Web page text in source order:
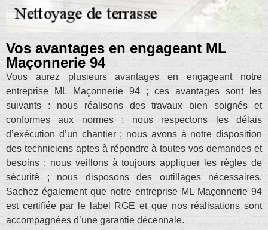
Vos avantages en engageant ML
Maçonnerie 94
Vous aurez plusieurs avantages en engageant notre
entreprise ML Maçonnerie 94 ; ces avantages sont les
suivants : nous réalisons des travaux bien soignés et
conformes aux normes ; nous respectons les délais
d’exécution d’un chantier ; nous avons à notre disposition
des techniciens aptes à répondre à toutes vos demandes et
besoins ; nous veillons à toujours appliquer les règles de
sécurité ; nous disposons des outillages nécessaires.
Sachez également que notre entreprise ML Maçonnerie 94
est certifiée par le label RGE et que nos réalisations sont
accompagnées d’une garantie décennale.